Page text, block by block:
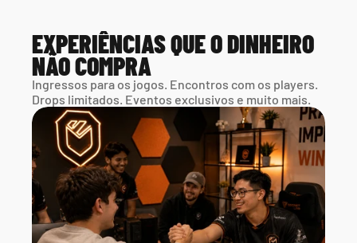
EXPERIÊNCIAS QUE O DINHEIRO
NÃO COMPRA
Ingressos para os jogos. Encontros com os players.
Drops limitados. Eventos exclusivos e muito mais.